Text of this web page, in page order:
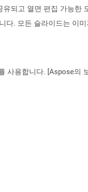
되고 열면 편집 가능한
. 모든 슬라이드는 이
사용합니다. [Aspose의